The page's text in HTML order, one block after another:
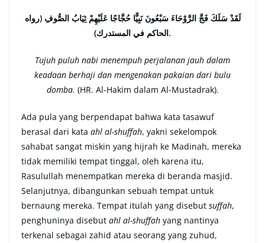
لَقَدْ سَلَكَ فَجَّ الرَّوْحَاءَ سَبْعُونَ نَبِيًّا حُجَّاجًا عَلَيْهِمْ ثِيَابُ الصُّوفِ (رواه
الحاكم في المستدرك).
Tujuh puluh nabi menempuh perjalanan jauh dalam
keadaan berhaji dan mengenakan pakaian dari bulu
domba. (HR. Al-Hakim dalam Al-Mustadrak).
Ada pula yang berpendapat bahwa kata tasawuf
berasal dari kata ahl al-shuffah, yakni sekelompok
sahabat sangat miskin yang hijrah ke Madinah, mereka
tidak memiliki tempat tinggal, oleh karena itu,
Rasulullah menempatkan mereka di beranda masjid.
Selanjutnya, dibangunkan sebuah tempat untuk
bernaung mereka. Tempat itulah yang disebut suffah,
penghuninya disebut ahl al-shuffah yang nantinya
terkenal sebagai zahid atau seorang yang zuhud,